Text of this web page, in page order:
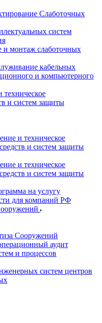
Слаботочных
систем
и монтаж слаботочных
кабельных
и компьютерного
техническое
и систем защиты
и техническое
и систем защиты
и техническое
и систем защиты
на услугу
для компаний РФ
Сооружений
аудит
и процессов
систем центров